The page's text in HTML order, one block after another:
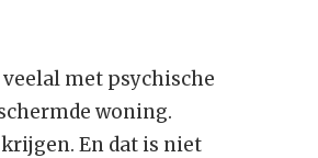
met psychische
woning.
En dat is niet